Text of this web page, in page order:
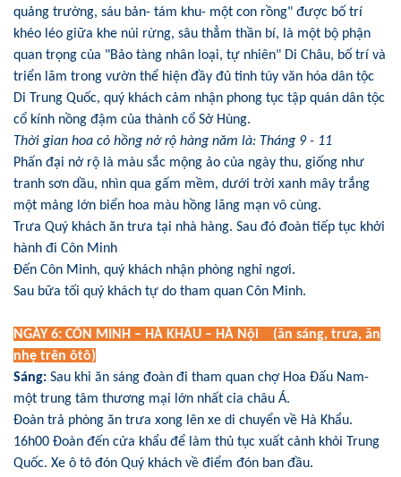
quảng trường, sáu bản- tám khu- một con rồng" được bố trí
khéo léo giữa khe núi rừng, sâu thẳm thần bí, là một bộ phận
quan trọng của "Bảo tàng nhân loại, tự nhiên" Di Châu, bố trí và
triển lãm trong vườn thể hiện đầy đủ tinh túy văn hóa dân tộc
Di Trung Quốc, quý khách cảm nhận phong tục tập quán dân tộc
cổ kính nồng đậm của thành cổ Sở Hùng.
Thời gian hoa cỏ hồng nở rộ hàng năm là: Tháng 9 - 11
Phấn đại nở rộ là màu sắc mộng ảo của ngày thu, giống như
tranh sơn dầu, nhìn qua gấm mềm, dưới trời xanh mây trắng
một mảng lớn biển hoa màu hồng lãng mạn vô cùng.
Trưa Quý khách ăn trưa tại nhà hàng. Sau đó đoàn tiếp tục khởi
hành đi Côn Minh
Đến Côn Minh, quý khách nhận phòng nghỉ ngơi.
Sau bữa tối quý khách tự do tham quan Côn Minh.
NGÀY 6: CÔN MINH – HÀ KHẨU – HÀ Nội (ăn sáng, trưa, ăn
nhẹ trên ôtô)
Sáng: Sau khi ăn sáng đoàn đi tham quan chợ Hoa Đấu Nam-
một trung tâm thương mại lớn nhất cỉa châu Á.
Đoàn trả phòng ăn trưa xong lên xe di chuyển về Hà Khẩu.
16h00 Đoàn đến cửa khẩu để làm thủ tục xuất cảnh khỏi Trung
Quốc. Xe ô tô đón Quý khách về điểm đón ban đầu.